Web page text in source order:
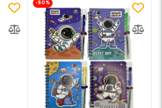
-50%